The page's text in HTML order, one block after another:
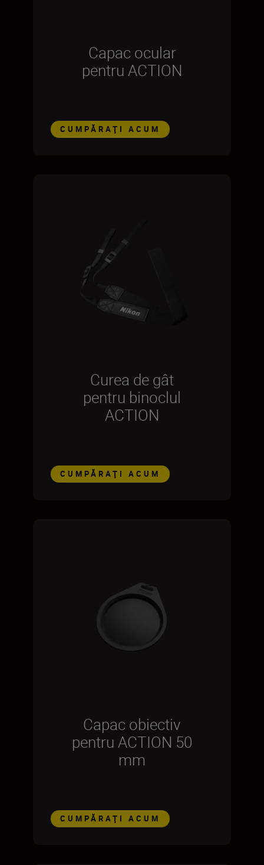
Capac ocular
pentru ACTION
CUMPĂRAŢI ACUM
Curea de gât
pentru binoclul
ACTION
CUMPĂRAŢI ACUM
Capac obiectiv
pentru ACTION 50
mm
CUMPĂRAŢI ACUM